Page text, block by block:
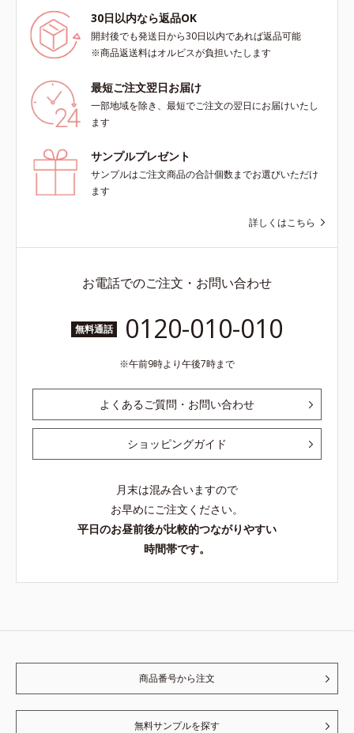
30日以内なら返品OK
開封後でも発送日から30日以内であれば返品可能
※商品返送料はオルビスが負担いたします
最短ご注文翌日お届け
一部地域を除き、最短でご注文の翌日にお届けいたし
ます
サンプルプレゼント
サンプルはご注文商品の合計個数までお選びいただけ
ます
詳しくはこちら
お電話でのご注文・お問い合わせ
無料通話 0120-010-010
午前9時より午後7時まで
よくあるご質問・お問い合わせ
ショッピングガイド
月末は混み合いますので
お早めにご注文ください。
平日のお昼前後が比較的つながりやすい
時間帯です。
商品番号から注文
無料サンプルを探す